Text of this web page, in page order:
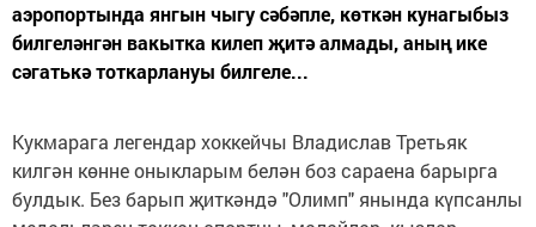
аэропортында янгын чыгу сәбәпле, көткән кунагыбыз
билгеләнгән вакытка килеп җитә алмады, аның ике
сәгатькә тоткарлануы билгеле...
Кукмарага легендар хоккейчы Владислав Третьяк
килгән көнне оныкларым белән боз сараена барырга
булдык. Без барып җиткәндә "Олимп" янында күпсанлы